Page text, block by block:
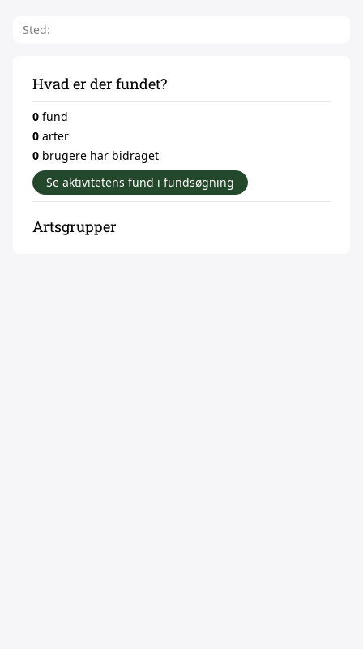
Sted:
Hvad er der fundet?
0 fund
0 arter
0 brugere har bidraget
Se aktivitetens fund i fundsøgning
Artsgrupper